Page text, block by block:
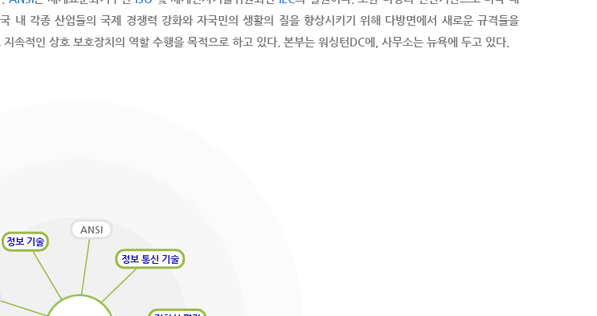
내 각종 산업들의 국제 경쟁력 강화와 자국민의 생활의 질을 향상시키기 위해 다방면에서 새로운 규격들을
속적인 상호 보호장치의 역할 수행을 목적으로 하고 있다. 본부는 워싱턴DC에, 사무소는 뉴욕에 두고 있다.
정보 통신 기술
정보 기술
ANSI